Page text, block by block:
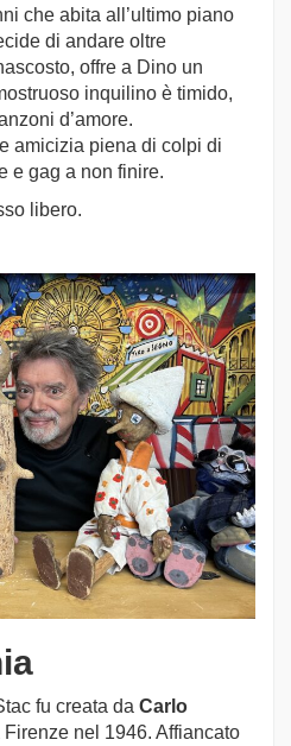
che abita all’ultimo piano
di andare oltre
offre a Dino un
inquilino è timido,
d’amore.
amicizia piena di colpi di
e gag a non finire.
libero.
fu creata da Carlo
Firenze nel 1946. Affiancato